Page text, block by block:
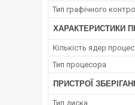
Тип графічного
ХАРАКТЕРИСТИКИ
Кількість ядер
Тип процесора
ПРИСТРОЇ
Тип диска